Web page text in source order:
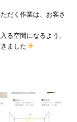
だく作業は、お客さ
る空間になるよう、
ました